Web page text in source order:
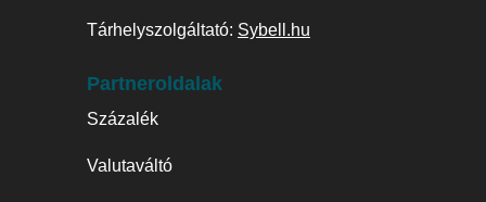
Tárhelyszolgáltató: Sybell.hu
Partneroldalak
Százalék
Valutaváltó